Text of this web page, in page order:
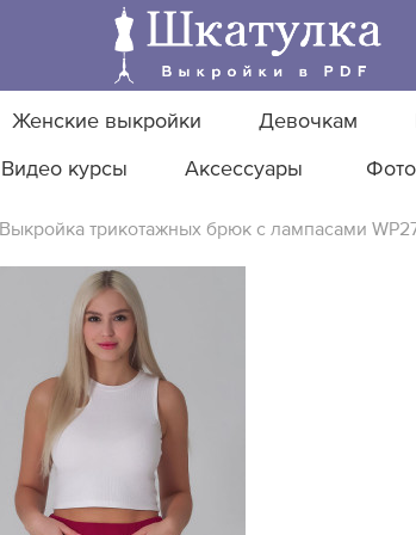
Женские выкройки Девочкам
Видео курсы Аксессуары
Выкройка трикотажных брюк с лампасами